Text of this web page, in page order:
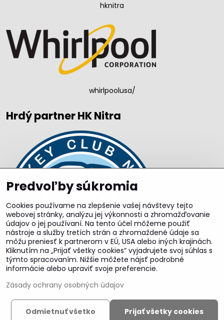
hknitra
whirlpoolusa/
Hrdý partner HK Nitra
©2026
Copyright
Predvoľby súkromia
Cookies používame na zlepšenie vašej návštevy tejto
webovej stránky, analýzu jej výkonnosti a zhromažďovanie
údajov o jej používaní. Na tento účel môžeme použiť
nástroje a služby tretích strán a zhromaždené údaje sa
môžu preniesť k partnerom v EÚ, USA alebo iných krajinách.
Kliknutím na „Prijať všetky cookies“ vyjadrujete svoj súhlas s
týmto spracovaním. Nižšie môžete nájsť podrobné
informácie alebo upraviť svoje preferencie.
Zásady ochrany osobných údajov
Prijať všetky cookies
Odmietnuť všetko